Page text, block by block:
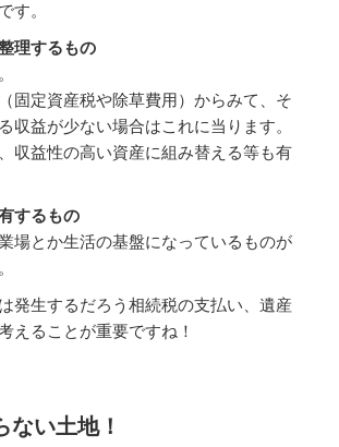
す。
理するもの
固定資産税や除草費用）からみて、そ
収益が少ない場合はこれに当ります。
収益性の高い資産に組み替える等も有
するもの
場とか生活の基盤になっているものが
発生するだろう相続税の支払い、遺産
えることが重要ですね！
ない土地！